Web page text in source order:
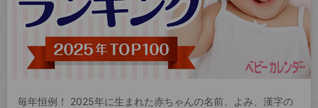
毎年恒例！ 2025年に生まれた赤ちゃんの名前、よみ、漢字の